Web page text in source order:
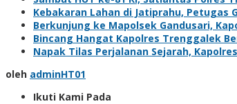
Kebakaran Lahan di Jatiprahu, Petugas
Berkunjung ke Mapolsek Gandusari,
Bincang Hangat Kapolres Trenggalek
Napak Tilas Perjalanan Sejarah,
oleh adminHT01
Ikuti Kami Pada